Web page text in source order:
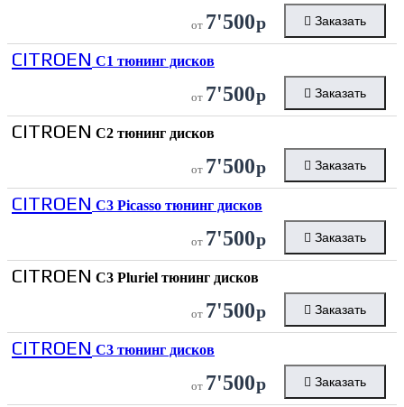
от 7'500р Заказать
CITROEN C1 тюнинг дисков
от 7'500р Заказать
CITROEN C2 тюнинг дисков
от 7'500р Заказать
CITROEN C3 Picasso тюнинг дисков
от 7'500р Заказать
CITROEN C3 Pluriel тюнинг дисков
от 7'500р Заказать
CITROEN C3 тюнинг дисков
от 7'500р Заказать